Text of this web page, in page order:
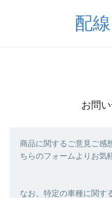
配
お問
商品に関するご意見ご感
ちらのフォームよりお気
なお、特定の車種に関す